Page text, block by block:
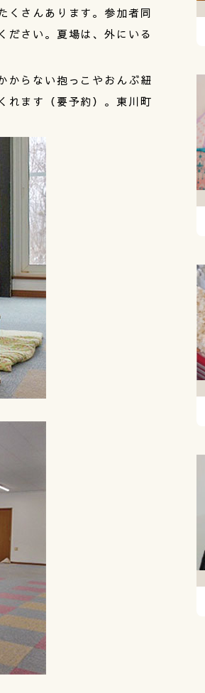
くさんあります。参加者同
ださい。夏場は、外にいる
からない抱っこやおんぶ紐
れます（要予約）。東川町